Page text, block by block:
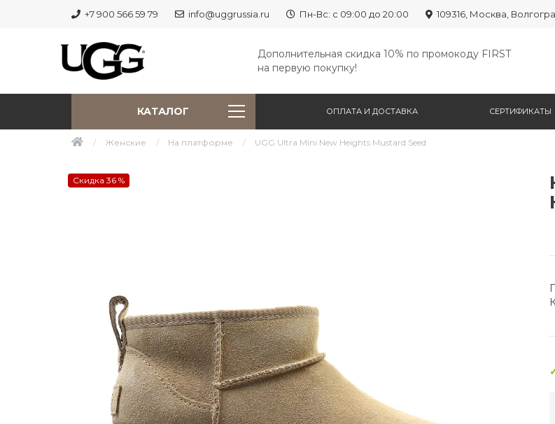
+7 900 566 59 79 info@uggrussia.ru Пн-Вс: с 09:00 до 20:00 109316, Москва,
Дополнительная скидка 10% по промокоду FIRST
на первую покупку!
КАТАЛОГ ОПЛАТА И ДОСТАВКА СЕРТИФИКАТЫ
Женские На платформе UGG Ultra Mini New Heights Mustard Seed
Скидка 36 %